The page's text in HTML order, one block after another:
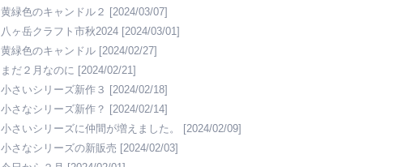
黄緑色のキャンドル２ [2024/03/07]
八ヶ岳クラフト市秋2024 [2024/03/01]
黄緑色のキャンドル [2024/02/27]
まだ２月なのに [2024/02/21]
小さいシリーズ新作３ [2024/02/18]
小さなシリーズ新作？ [2024/02/14]
小さいシリーズに仲間が増えました。
[2024/02/09]
小さなシリーズの新販売 [2024/02/03]